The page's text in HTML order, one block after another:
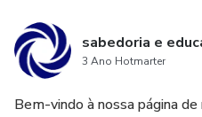
sabedoria e
3 Ano Hotmarter
Bem-vindo à nossa página